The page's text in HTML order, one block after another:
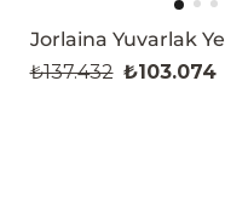
Jorlaina Yuvarlak
₺103.074
₺137.432